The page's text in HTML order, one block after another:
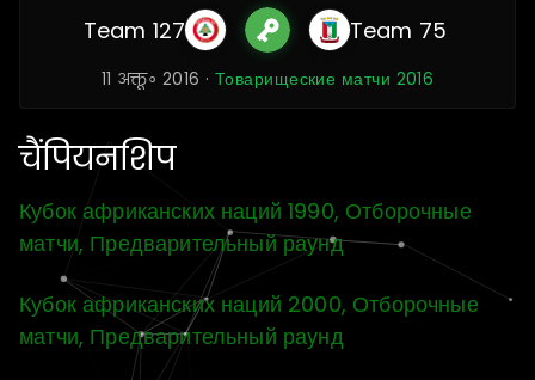
Team 127 Team 75
11 अक्तू॰ 2016 · Товарищеские матчи 2016
चैंपियनशिप
Кубок африканских наций 1990, Отборочные
матчи, Предварительный раунд
Кубок африканских наций 2000, Отборочные
матчи, Предварительный раунд